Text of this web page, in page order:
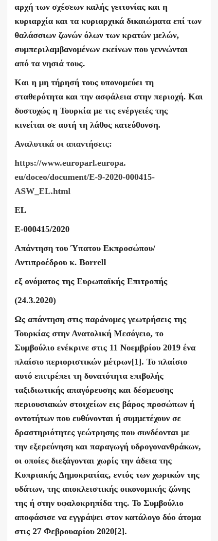
αρχή των σχέσεων καλής γειτονίας και η
κυριαρχία και τα κυριαρχικά δικαιώματα επί των
θαλάσσιων ζωνών όλων των κρατών μελών,
συμπεριλαμβανομένων εκείνων που γεννώνται
από τα νησιά τους.
Και η μη τήρησή τους υπονομεύει τη
σταθερότητα και την ασφάλεια στην περιοχή. Και
δυστυχώς η Τουρκία με τις ενέργειές της
κινείται σε αυτή τη λάθος κατεύθυνση.
Αναλυτικά οι απαντήσεις:
https://www.europarl.europa.
eu/doceo/document/E-9-2020-000415-
ASW_EL.html
EL
E-000415/2020
Απάντηση του Ύπατου Εκπροσώπου/
Αντιπροέδρου κ. Borrell
εξ ονόματος της Ευρωπαϊκής Επιτροπής
(24.3.2020)
Ως απάντηση στις παράνομες γεωτρήσεις της
Τουρκίας στην Ανατολική Μεσόγειο, το
Συμβούλιο ενέκρινε στις 11 Νοεμβρίου 2019 ένα
πλαίσιο περιοριστικών μέτρων[1]. Το πλαίσιο
αυτό επιτρέπει τη δυνατότητα επιβολής
ταξιδιωτικής απαγόρευσης και δέσμευσης
περιουσιακών στοιχείων εις βάρος προσώπων ή
οντοτήτων που ευθύνονται ή συμμετέχουν σε
δραστηριότητες γεώτρησης που συνδέονται με
την εξερεύνηση και παραγωγή υδρογονανθράκων,
οι οποίες διεξάγονται χωρίς την άδεια της
Κυπριακής Δημοκρατίας, εντός των χωρικών της
υδάτων, της αποκλειστικής οικονομικής ζώνης
της ή στην υφαλοκρηπίδα της. Το Συμβούλιο
αποφάσισε να εγγράψει στον κατάλογο δύο άτομα
στις 27 Φεβρουαρίου 2020[2].